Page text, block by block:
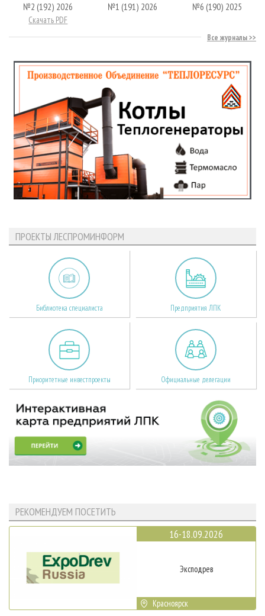
№2 (192) 2026
Скачать PDF
№1 (191) 2026 №6 (190) 2025
Все журналы
ПРОЕКТЫ ЛЕСПРОМИНФОРМ
Библиотека специалиста Предприятия ЛПК
Приоритетные инвестпроекты Официальные делегации
РЕКОМЕНДУЕМ ПОСЕТИТЬ
16-18.09.2026
Эксподрев
Красноярск